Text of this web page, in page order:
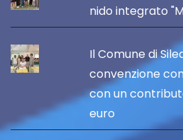
nido integrato
Il Comune di
convenzione
con un
euro